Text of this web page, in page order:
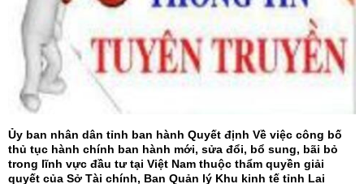
Ủy ban nhân dân tỉnh ban hành Quyết định Về việc công bố
thủ tục hành chính ban hành mới, sửa đổi, bổ sung, bãi bỏ
trong lĩnh vực đầu tư tại Việt Nam thuộc thẩm quyền giải
quyết của Sở Tài chính, Ban Quản lý Khu kinh tế tỉnh Lai